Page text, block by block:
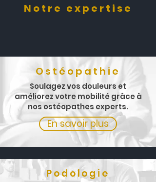
Notre expertise
Ostéopathie
Soulagez vos douleurs et
améliorez votre mobilité grâce à
nos ostéopathes experts.
En savoir plus
Podologie